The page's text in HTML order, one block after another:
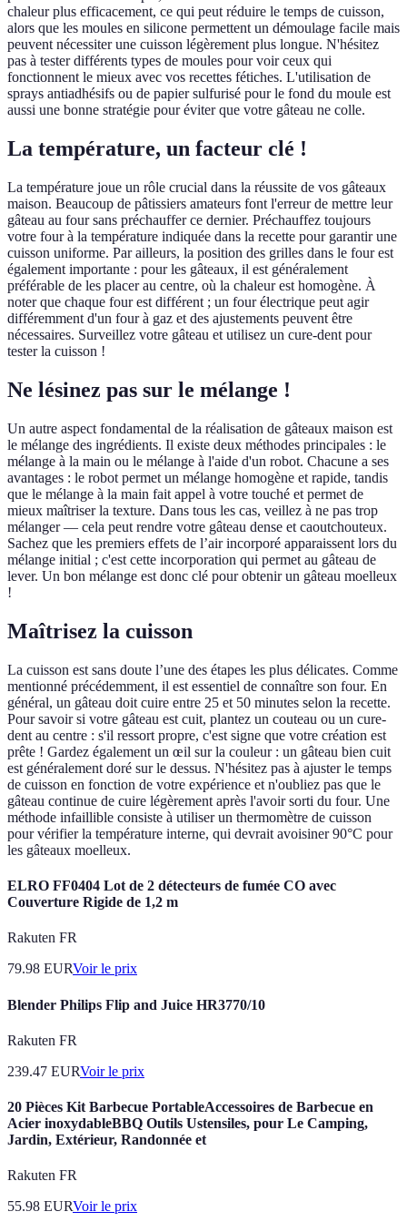
chaleur plus efficacement, ce qui peut réduire le temps de cuisson,
alors que les moules en silicone permettent un démoulage facile mais
peuvent nécessiter une cuisson légèrement plus longue. N'hésitez
pas à tester différents types de moules pour voir ceux qui
fonctionnent le mieux avec vos recettes fétiches. L'utilisation de
sprays antiadhésifs ou de papier sulfurisé pour le fond du moule est
aussi une bonne stratégie pour éviter que votre gâteau ne colle.
La température, un facteur clé !
La température joue un rôle crucial dans la réussite de vos gâteaux
maison. Beaucoup de pâtissiers amateurs font l'erreur de mettre leur
gâteau au four sans préchauffer ce dernier. Préchauffez toujours
votre four à la température indiquée dans la recette pour garantir une
cuisson uniforme. Par ailleurs, la position des grilles dans le four est
également importante : pour les gâteaux, il est généralement
préférable de les placer au centre, où la chaleur est homogène. À
noter que chaque four est différent ; un four électrique peut agir
différemment d'un four à gaz et des ajustements peuvent être
nécessaires. Surveillez votre gâteau et utilisez un cure-dent pour
tester la cuisson !
Ne lésinez pas sur le mélange !
Un autre aspect fondamental de la réalisation de gâteaux maison est
le mélange des ingrédients. Il existe deux méthodes principales : le
mélange à la main ou le mélange à l'aide d'un robot. Chacune a ses
avantages : le robot permet un mélange homogène et rapide, tandis
que le mélange à la main fait appel à votre touché et permet de
mieux maîtriser la texture. Dans tous les cas, veillez à ne pas trop
mélanger — cela peut rendre votre gâteau dense et caoutchouteux.
Sachez que les premiers effets de l’air incorporé apparaissent lors du
mélange initial ; c'est cette incorporation qui permet au gâteau de
lever. Un bon mélange est donc clé pour obtenir un gâteau moelleux
!
Maîtrisez la cuisson
La cuisson est sans doute l’une des étapes les plus délicates. Comme
mentionné précédemment, il est essentiel de connaître son four. En
général, un gâteau doit cuire entre 25 et 50 minutes selon la recette.
Pour savoir si votre gâteau est cuit, plantez un couteau ou un cure-
dent au centre : s'il ressort propre, c'est signe que votre création est
prête ! Gardez également un œil sur la couleur : un gâteau bien cuit
est généralement doré sur le dessus. N'hésitez pas à ajuster le temps
de cuisson en fonction de votre expérience et n'oubliez pas que le
gâteau continue de cuire légèrement après l'avoir sorti du four. Une
méthode infaillible consiste à utiliser un thermomètre de cuisson
pour vérifier la température interne, qui devrait avoisiner 90°C pour
les gâteaux moelleux.
ELRO FF0404 Lot de 2 détecteurs de fumée CO avec
Couverture Rigide de 1,2 m
Rakuten FR
79.98 EURVoir le prix
Blender Philips Flip and Juice HR3770/10
Rakuten FR
239.47 EURVoir le prix
20 Pièces Kit Barbecue PortableAccessoires de Barbecue en
Acier inoxydableBBQ Outils Ustensiles, pour Le Camping,
Jardin, Extérieur, Randonnée et
Rakuten FR
55.98 EURVoir le prix